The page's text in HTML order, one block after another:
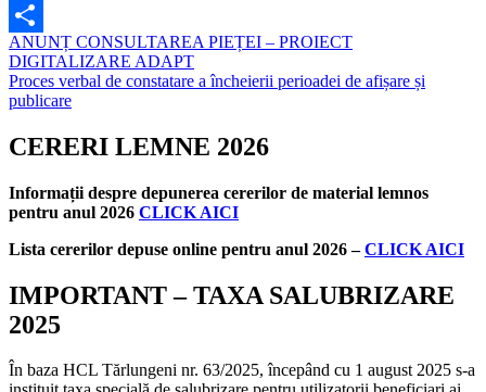
Email
Partajează
Navigare
în
articole
ANUNȚ CONSULTAREA PIEȚEI – PROIECT
DIGITALIZARE ADAPT
Proces verbal de constatare a încheierii perioadei de afișare și
publicare
CERERI LEMNE 2026
Informații despre depunerea cererilor de material lemnos
pentru anul 2026 CLICK AICI
Lista cererilor depuse online pentru anul 2026 –CLICK AICI
IMPORTANT – TAXA SALUBRIZARE
2025
În baza HCL Tărlungeni nr. 63/2025, începând cu 1 august 2025 s-a